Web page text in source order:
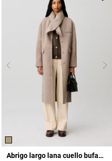
Abrigo largo lana cuello bufanda